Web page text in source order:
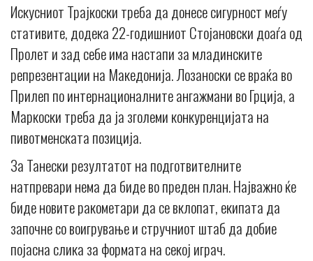
Искусниот Трајкоски треба да донесе сигурност меѓу
стативите, додека 22-годишниот Стојановски доаѓа од
Пролет и зад себе има настапи за младинските
репрезентации на Македонија. Лозаноски се враќа во
Прилеп по интернационалните ангажмани во Грција, а
Маркоски треба да ја зголеми конкуренцијата на
пивотменската позиција.
За Танески резултатот на подготвителните
натпревари нема да биде во преден план. Најважно ќе
биде новите ракометари да се вклопат, екипата да
започне со воигрување и стручниот штаб да добие
појасна слика за формата на секој играч.